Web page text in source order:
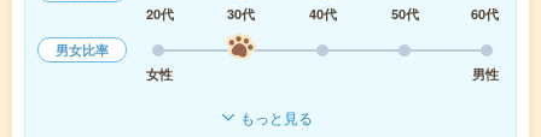
20代
30代 40代 50代
60代
男女比率
女性
男性
もっと見る